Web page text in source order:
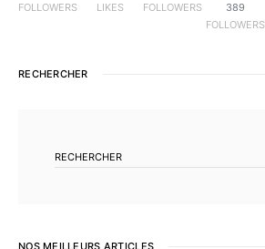
FOLLOWERS LIKES FOLLOWERS
389
FOLLOWERS
RECHERCHER
NOS MEILLEURS ARTICLES